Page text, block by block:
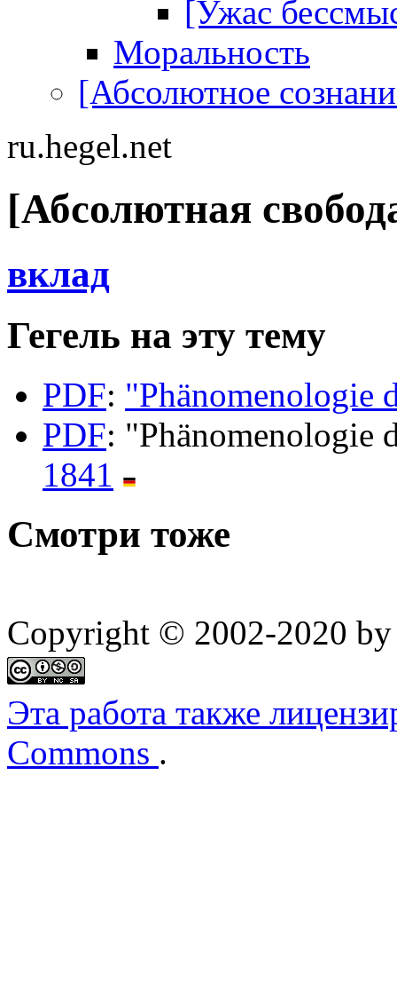
[Ужас
Моральность
[Абсолютное
ru.hegel.net
[Абсолютная
вклад
Гегель на эту тему
PDF: "Phänomenologie
PDF: "Phänomenologie
1841
Смотри тоже
Copyright © 2002-2020 by
Эта работа также
Commons .